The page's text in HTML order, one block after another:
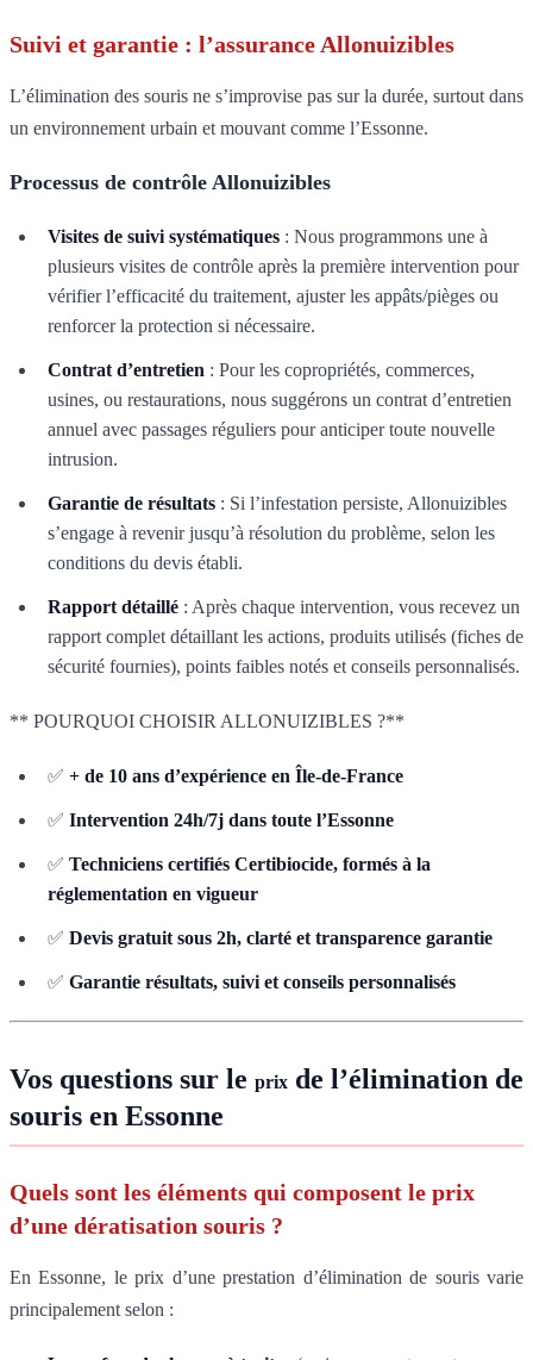
Suivi et garantie : l’assurance Allonuizibles
L’élimination des souris ne s’improvise pas sur la durée, surtout dans
un environnement urbain et mouvant comme l’Essonne.
Processus de contrôle Allonuizibles
Visites de suivi systématiques : Nous programmons une à
plusieurs visites de contrôle après la première intervention pour
vérifier l’efficacité du traitement, ajuster les appâts/pièges ou
renforcer la protection si nécessaire.
Contrat d’entretien : Pour les copropriétés, commerces,
usines, ou restaurations, nous suggérons un contrat d’entretien
annuel avec passages réguliers pour anticiper toute nouvelle
intrusion.
Garantie de résultats : Si l’infestation persiste, Allonuizibles
s’engage à revenir jusqu’à résolution du problème, selon les
conditions du devis établi.
Rapport détaillé : Après chaque intervention, vous recevez un
rapport complet détaillant les actions, produits utilisés (fiches de
sécurité fournies), points faibles notés et conseils personnalisés.
** POURQUOI CHOISIR ALLONUIZIBLES ?**
✅ + de 10 ans d’expérience en Île-de-France
✅ Intervention 24h/7j dans toute l’Essonne
✅ Techniciens certifiés Certibiocide, formés à la
réglementation en vigueur
✅ Devis gratuit sous 2h, clarté et transparence garantie
✅ Garantie résultats, suivi et conseils personnalisés
Vos questions sur le prix de l’élimination de
souris en Essonne
Quels sont les éléments qui composent le prix
d’une dératisation souris ?
En Essonne, le prix d’une prestation d’élimination de souris varie
principalement selon :